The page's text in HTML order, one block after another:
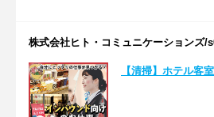
株式会社ヒト・コミュニケーションズ/
【清掃】ホテル客